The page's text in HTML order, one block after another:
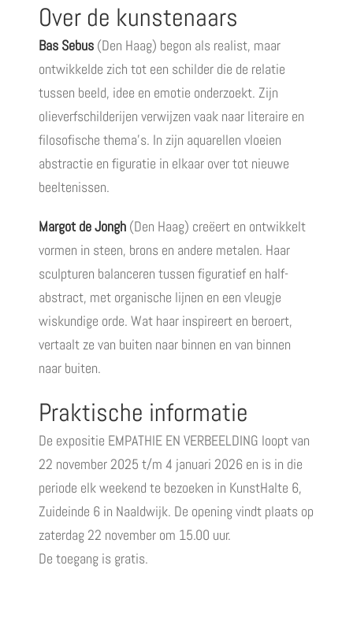
Over de kunstenaars
Bas Sebus (Den Haag) begon als realist, maar
ontwikkelde zich tot een schilder die de relatie
tussen beeld, idee en emotie onderzoekt. Zijn
olieverfschilderijen verwijzen vaak naar literaire en
filosofische thema’s. In zijn aquarellen vloeien
abstractie en figuratie in elkaar over tot nieuwe
beeltenissen.
Margot de Jongh (Den Haag) creëert en ontwikkelt
vormen in steen, brons en andere metalen. Haar
sculpturen balanceren tussen figuratief en half-
abstract, met organische lijnen en een vleugje
wiskundige orde. Wat haar inspireert en beroert,
vertaalt ze van buiten naar binnen en van binnen
naar buiten.
Praktische informatie
De expositie EMPATHIE EN VERBEELDING loopt van
22 november 2025 t/m 4 januari 2026 en is in die
periode elk weekend te bezoeken in KunstHalte 6,
Zuideinde 6 in Naaldwijk. De opening vindt plaats op
zaterdag 22 november om 15.00 uur.
De toegang is gratis.